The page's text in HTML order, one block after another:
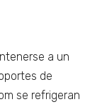
a un
de
se refrigeran